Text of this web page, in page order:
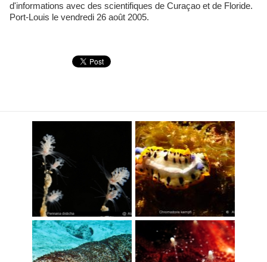
d'informations avec des scientifiques de Curaçao et de Floride.
Port-Louis le vendredi 26 août 2005.